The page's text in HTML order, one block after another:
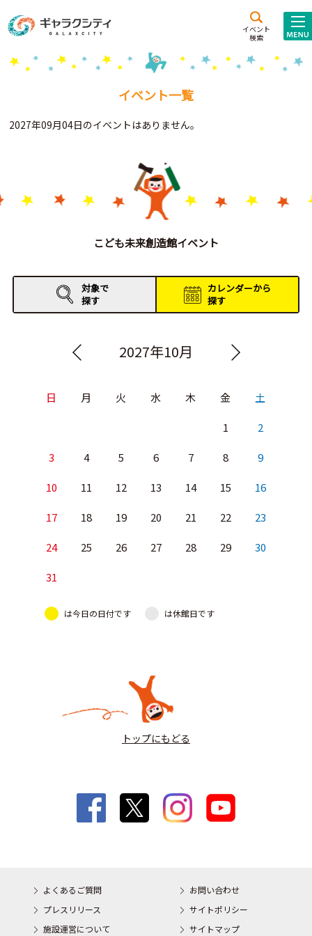
イベント
検索
施設案内
こども
西新井
施設･
Gがくえん
お知らせ
イベントレポート
イベント一覧
2027年09月04日のイベントはありません。
こども未来創造館イベント
対象で
探す
カレンダーから
探す
2027年10月
日 月 火 水 木 金 土
1 2
3 4 5 6 7 8 9
10 11 12 13 14 15 16
17 18 19 20 21 22 23
24 25 26 27 28 29 30
31
は今日の日付です は休館日です
トップにもどる
よくあるご質問
お問い合わせ
プレスリリース
サイトポリシー
施設運営について
サイトマップ